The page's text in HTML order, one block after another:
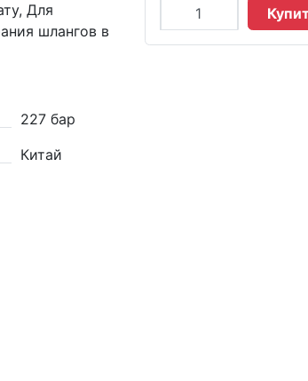
Для
шлангов в
227 бар
Китай